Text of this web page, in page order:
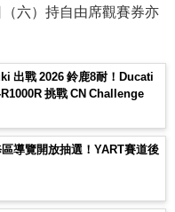
六）持自由席觀賽券亦
出戰 2026 鈴鹿8耐！Ducati
挑戰 CN Challenge
導覽開放抽選！YART賽道後